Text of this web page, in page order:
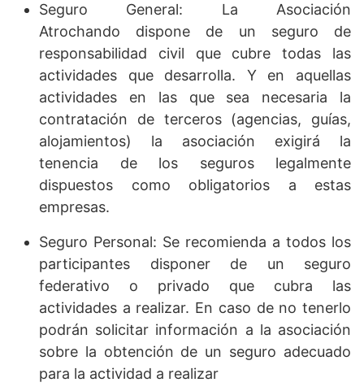
Seguro General: La Asociación
Atrochando dispone de un seguro de
responsabilidad civil que cubre todas las
actividades que desarrolla. Y en aquellas
actividades en las que sea necesaria la
contratación de terceros (agencias, guías,
alojamientos) la asociación exigirá la
tenencia de los seguros legalmente
dispuestos como obligatorios a estas
empresas.
Seguro Personal: Se recomienda a todos los
participantes disponer de un seguro
federativo o privado que cubra las
actividades a realizar. En caso de no tenerlo
podrán solicitar información a la asociación
sobre la obtención de un seguro adecuado
para la actividad a realizar